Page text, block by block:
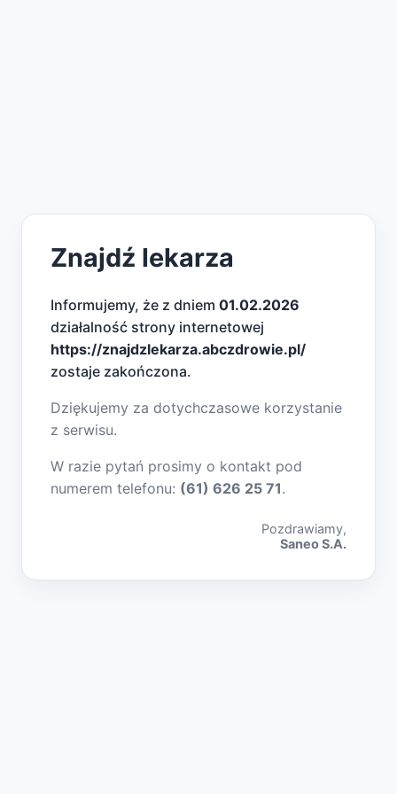
Znajdź lekarza
Informujemy, że z dniem 01.02.2026
działalność strony internetowej
https://znajdzlekarza.abczdrowie.pl/
zostaje zakończona.
Dziękujemy za dotychczasowe korzystanie
z serwisu.
W razie pytań prosimy o kontakt pod
numerem telefonu: (61) 626 25 71.
Pozdrawiamy,
Saneo S.A.